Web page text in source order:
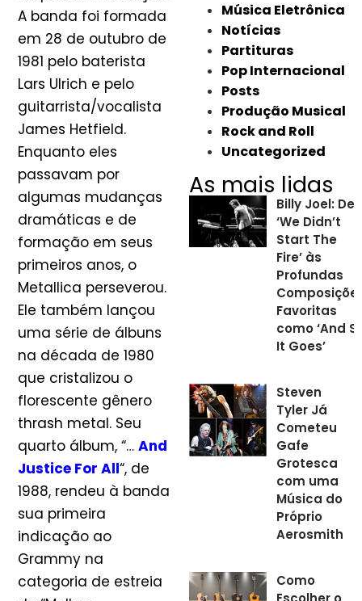
A banda foi formada
em 28 de outubro de
1981 pelo baterista
Lars Ulrich e pelo
guitarrista/vocalista
James Hetfield.
Enquanto eles
passavam por
algumas mudanças
dramáticas e de
formação em seus
primeiros anos, o
Metallica perseverou.
Ele também lançou
uma série de álbuns
na década de 1980
que cristalizou o
florescente gênero
thrash metal. Seu
quarto álbum, “… And
Justice For All“, de
1988, rendeu à banda
sua primeira
indicação ao
Grammy na
categoria de estreia
Música Eletrônica
Notícias
Partituras
Pop Internacional
Posts
Produção Musical
Rock and Roll
Uncategorized
As mais lidas
Billy Joel: De
‘We Didn’t
Start The
Fire’ às
Profundas
Favoritas
como ‘And
It Goes’
Steven
Tyler Já
Cometeu
Gafe
Grotesca
com uma
Música do
Próprio
Aerosmith
Como